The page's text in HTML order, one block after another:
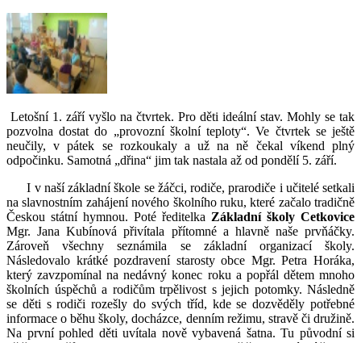
Letošní 1. září vyšlo na čtvrtek. Pro děti ideální stav. Mohly se tak
pozvolna dostat do „provozní školní teploty“. Ve čtvrtek se ještě
neučily, v pátek se rozkoukaly a už na ně čekal víkend plný
odpočinku. Samotná „dřina“ jim tak nastala až od pondělí 5. září.
I v naší základní škole se žáčci, rodiče, prarodiče i učitelé setkali
na slavnostním zahájení nového školního ruku, které začalo tradičně
Českou státní hymnou. Poté ředitelka Základní školy Cetkovice
Mgr. Jana Kubínová přivítala přítomné a hlavně naše prvňáčky.
Zároveň všechny seznámila se základní organizací školy.
Následovalo krátké pozdravení starosty obce Mgr. Petra Horáka,
který zavzpomínal na nedávný konec roku a popřál dětem mnoho
školních úspěchů a rodičům trpělivost s jejich potomky. Následně
se děti s rodiči rozešly do svých tříd, kde se dozvěděly potřebné
informace o běhu školy, docházce, denním režimu, stravě či družině.
Na první pohled děti uvítala nově vybavená šatna. Tu původní si